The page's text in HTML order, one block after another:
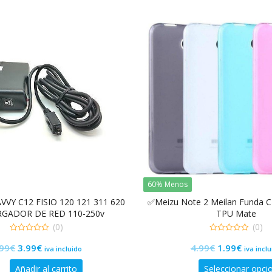
C12 FISIO 120 121 311 620
DE RED 110-250v
de
5
(0)
€ El
precio
3.99€El
precio
iva incluido
Añadir al carrito
60% Menos
✅Meizu Note 2 Meilan Funda
TPU Mate
de
5
(0)
4.99€ El
precio
1.99€El
precio
iva
Seleccionar